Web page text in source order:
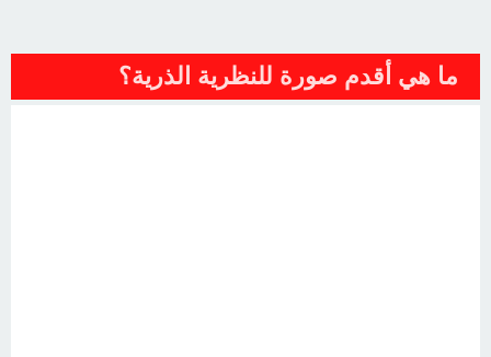
ما هي أقدم صورة للنظرية الذرية؟